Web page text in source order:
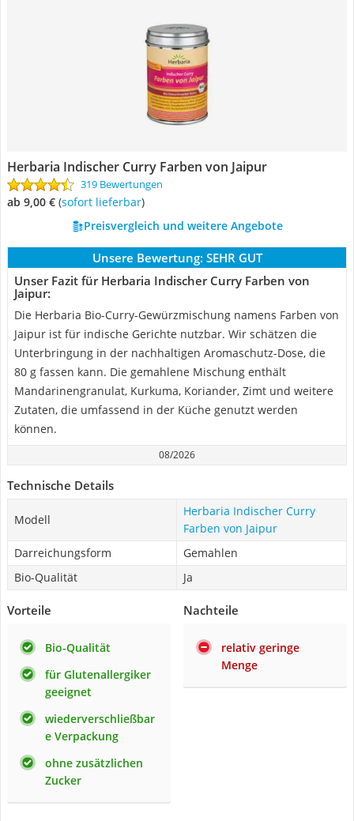
Herbaria Indischer Curry Farben von Jaipur
319 Bewertungen
ab 9,00 € ( Sofort lieferbar)
Preisvergleich und weitere Angebote
Unsere Bewertung: SEHR GUT
Unser Fazit für Herbaria Indischer Curry Farben von
Jaipur:
Die Herbaria Bio-Curry-Gewürzmischung namens Farben von
Jaipur ist für indische Gerichte nutzbar. Wir schätzen die
Unterbringung in der nachhaltigen Aromaschutz-Dose, die
80 g fassen kann. Die gemahlene Mischung enthält
Mandarinengranulat, Kurkuma, Koriander, Zimt und weitere
Zutaten, die umfassend in der Küche genutzt werden
können.
08/2026
Technische Details
Modell
Herbaria Indischer Curry
Farben von Jaipur
Darreichungsform
Gemahlen
Bio-Qualität
Ja
Vorteile
Bio-Qualität
für Glutenallergiker
geeignet
wiederverschließbar
e Verpackung
ohne zusätzlichen
Zucker
Nachteile
relativ geringe
Menge